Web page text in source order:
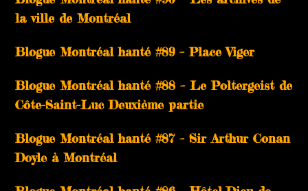
la ville de Montréal
Blogue Montréal hanté #89 – Place Viger
Blogue Montréal hanté #88 – Le Poltergeist de
Côte-Saint-Luc Deuxième partie
Blogue Montréal hanté #87 – Sir Arthur Conan
Doyle à Montréal